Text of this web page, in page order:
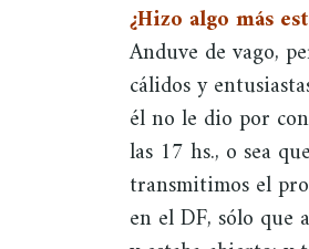
¿Hizo algo más
Anduve de vago,
cálidos y
él no le dio por
las 17 hs., o sea
transmitimos el
en el DF, sólo que